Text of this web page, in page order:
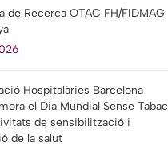
de Recerca OTAC FH/FIDMAG
Hospitalàries Barcelona
el Dia Mundial Sense Tabac
de sensibilització i
de la salut